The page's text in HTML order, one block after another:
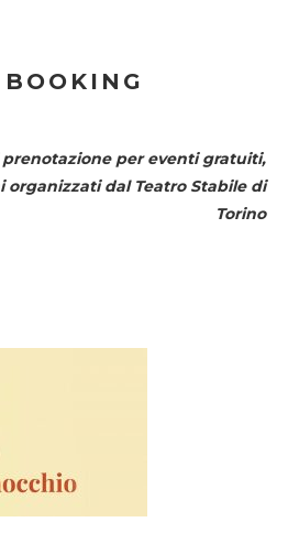
prenotazione per eventi gratuiti,
organizzati dal Teatro Stabile di
Torino